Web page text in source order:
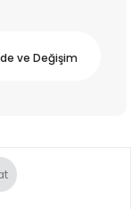
ve Değişim